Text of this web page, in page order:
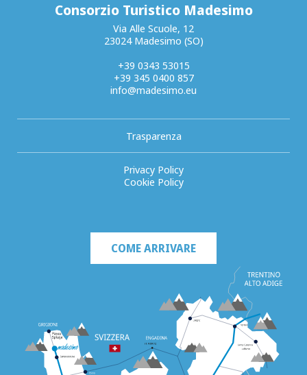
Consorzio Turistico Madesimo
Via Alle Scuole, 12
23024 Madesimo (SO)
+39 0343 53015
+39 345 0400 857
info@madesimo.eu
Trasparenza
Privacy Policy
Cookie Policy
COME ARRIVARE